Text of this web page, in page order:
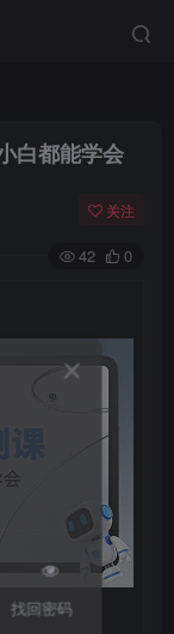
白都能学会
关注
42 0
找回密码